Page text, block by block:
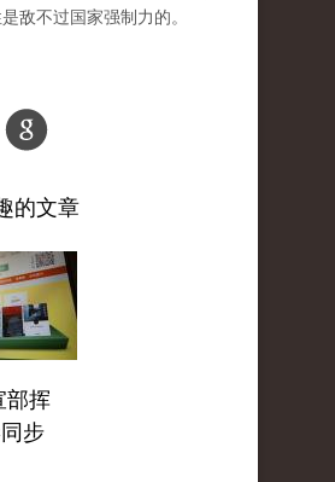
敌不过国家强制力的。
的文章
部挥
步